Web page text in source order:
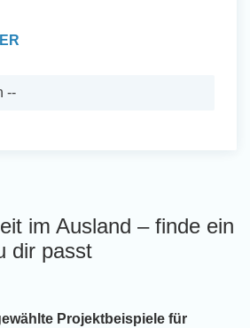
im Ausland – finde ein
dir passt
Projektbeispiele für